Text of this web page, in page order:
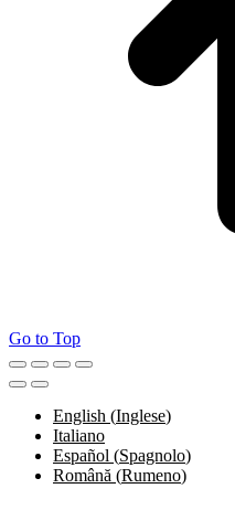
Go to Top
English (Inglese)
Italiano
Español (Spagnolo)
Română (Rumeno)